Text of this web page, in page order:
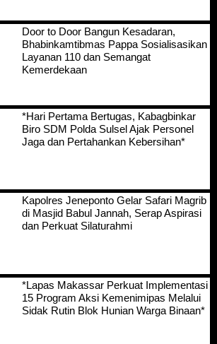
Door to Door Bangun Kesadaran,
Bhabinkamtibmas Pappa Sosialisasikan
Layanan 110 dan Semangat
Kemerdekaan
*Hari Pertama Bertugas, Kabagbinkar
Biro SDM Polda Sulsel Ajak Personel
Jaga dan Pertahankan Kebersihan*
Kapolres Jeneponto Gelar Safari Magrib
di Masjid Babul Jannah, Serap Aspirasi
dan Perkuat Silaturahmi
*Lapas Makassar Perkuat Implementasi
15 Program Aksi Kemenimipas Melalui
Sidak Rutin Blok Hunian Warga Binaan*